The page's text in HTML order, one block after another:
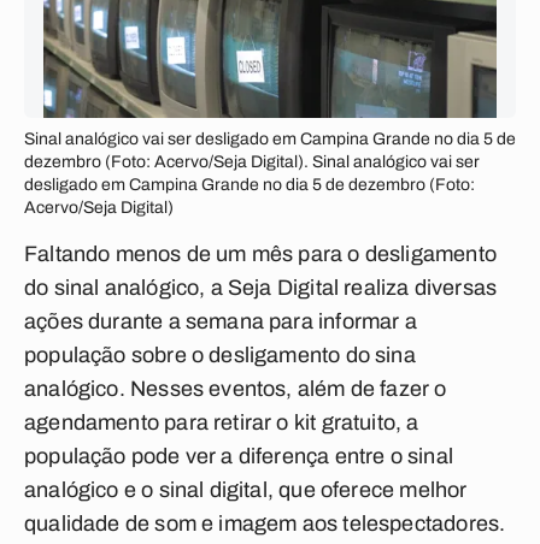
Sinal analógico vai ser desligado em Campina Grande no dia 5 de
dezembro (Foto: Acervo/Seja Digital). Sinal analógico vai ser
desligado em Campina Grande no dia 5 de dezembro (Foto:
Acervo/Seja Digital)
Faltando menos de um mês para o desligamento
do sinal analógico, a Seja Digital realiza diversas
ações durante a semana para informar a
população sobre o desligamento do sina
analógico. Nesses eventos, além de fazer o
agendamento para retirar o kit gratuito, a
população pode ver a diferença entre o sinal
analógico e o sinal digital, que oferece melhor
qualidade de som e imagem aos telespectadores.